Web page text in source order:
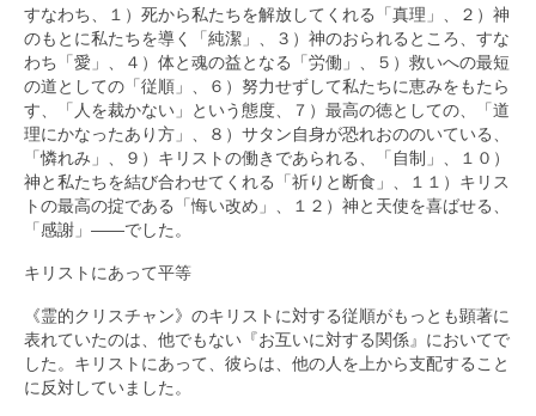
すなわち、１）死から私たちを解放してくれる「真理」、２）神
のもとに私たちを導く「純潔」、３）神のおられるところ、すな
わち「愛」、４）体と魂の益となる「労働」、５）救いへの最短
の道としての「従順」、６）努力せずして私たちに恵みをもたら
す、「人を裁かない」という態度、７）最高の徳としての、「道
理にかなったあり方」、８）サタン自身が恐れおののいている、
「憐れみ」、９）キリストの働きであられる、「自制」、１０）
神と私たちを結び合わせてくれる「祈りと断食」、１１）キリス
トの最高の掟である「悔い改め」、１２）神と天使を喜ばせる、
「感謝」――でした。
キリストにあって平等
《霊的クリスチャン》のキリストに対する従順がもっとも顕著に
表れていたのは、他でもない『お互いに対する関係』においてで
した。キリストにあって、彼らは、他の人を上から支配すること
に反対していました。